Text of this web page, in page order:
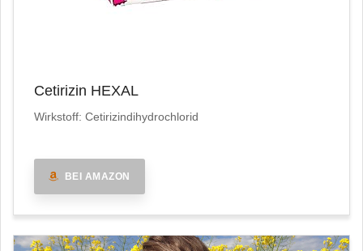
Cetirizin HEXAL
Wirkstoff: Cetirizindihydrochlorid
BEI AMAZON